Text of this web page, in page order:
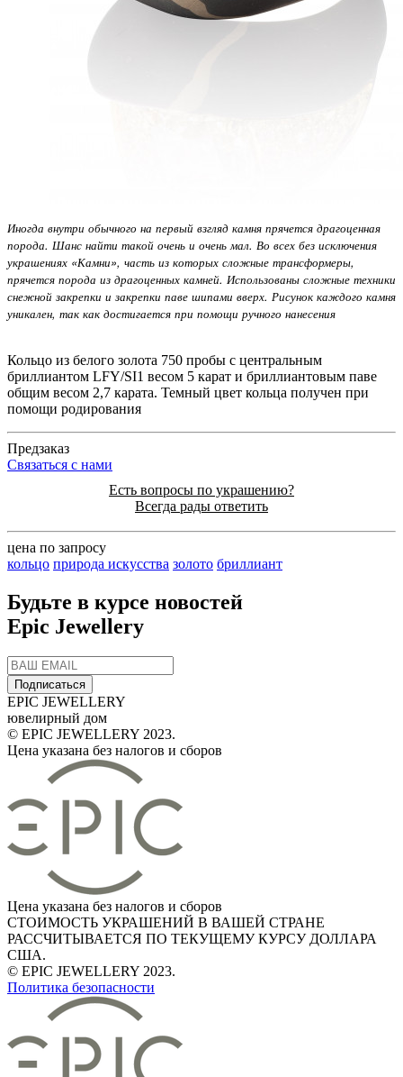
Иногда внутри обычного на первый взгляд камня прячется драгоценная
порода. Шанс найти такой очень и очень мал. Во всех без исключения
украшениях «Камни», часть из которых сложные трансформеры,
прячется порода из драгоценных камней. Использованы сложные техники
снежной закрепки и закрепки паве шипами вверх. Рисунок каждого камня
уникален, так как достигается при помощи ручного нанесения
Кольцо из белого золота 750 пробы с центральным
бриллиантом LFY/SI1 весом 5 карат и бриллиантовым паве
общим весом 2,7 карата. Темный цвет кольца получен при
помощи родирования
Предзаказ
Cвязаться с нами
Есть вопросы по украшению?
Всегда рады ответить
цена по запросу
кольцо природа искусства золото бриллиант
Будьте в курсе новостей
Epic Jewellery
Подписаться
EPIC JEWELLERY
ювелирный дом
© EPIC JEWELLERY 2023.
Цена указана без налогов и сборов
Цена указана без налогов и сборов
СТОИМОСТЬ УКРАШЕНИЙ В ВАШЕЙ СТРАНЕ
РАССЧИТЫВАЕТСЯ ПО ТЕКУЩЕМУ КУРСУ ДОЛЛАРА
США.
© EPIC JEWELLERY 2023.
Политика безопасности